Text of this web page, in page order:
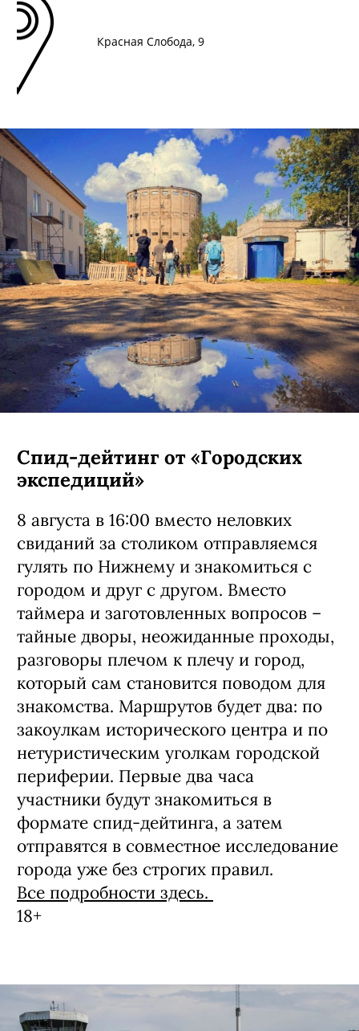
Красная Слобода, 9
Спид-дейтинг от «Городских
экспедиций»
8 августа в 16:00 вместо неловких
свиданий за столиком отправляемся
гулять по Нижнему и знакомиться с
городом и друг с другом. Вместо
таймера и заготовленных вопросов –
тайные дворы, неожиданные проходы,
разговоры плечом к плечу и город,
который сам становится поводом для
знакомства. Маршрутов будет два: по
закоулкам исторического центра и по
нетуристическим уголкам городской
периферии. Первые два часа
участники будут знакомиться в
формате спид-дейтинга, а затем
отправятся в совместное исследование
города уже без строгих правил.
Все подробности здесь.
18+